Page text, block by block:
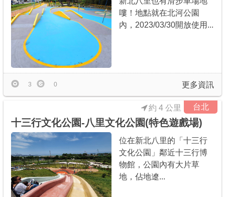
嘍！地點就在北河公園
內，2023/03/30開放使用...
更多資訊
3 0
台北
約 4 公里
十三行文化公園-八里文化公園(特色遊戲場)
位在新北八里的「十三行
文化公園」鄰近十三行博
物館，公園內有大片草
地，佔地遼...